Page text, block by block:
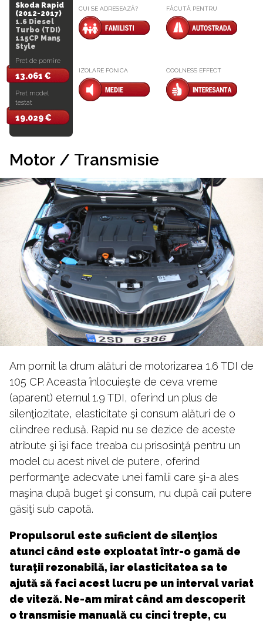
Skoda Rapid
(2012-2017)
1.6 Diesel
Turbo (TDI)
115CP Man5
Style
Pret de pornire
13.061 €
Pret model
testat
19.029 €
CUI SE ADRESEAZĂ? FĂCUTĂ PENTRU
IZOLARE FONICA COOLNESS EFFECT
Motor / Transmisie
Am pornit la drum alături de motorizarea 1.6 TDI de
105 CP. Aceasta înlocuieşte de ceva vreme
(aparent) eternul 1.9 TDI, oferind un plus de
silenţiozitate, elasticitate şi consum alături de o
cilindree redusă. Rapid nu se dezice de aceste
atribute şi îşi face treaba cu prisosinţă pentru un
model cu acest nivel de putere, oferind
performanţe adecvate unei familii care şi-a ales
maşina după buget şi consum, nu după caii putere
găsiţi sub capotă.
Propulsorul este suficient de silenţios
atunci când este exploatat într-o gamă de
turaţii rezonabilă, iar elasticitatea sa te
ajută să faci acest lucru pe un interval variat
de viteză. Ne-am mirat când am descoperit
o transmisie manuală cu cinci trepte, cu